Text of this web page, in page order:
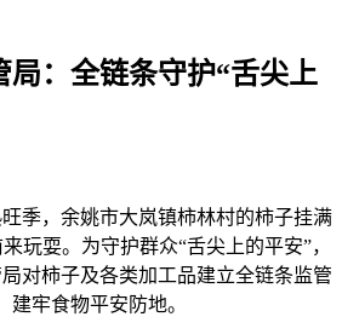
局：全链条守护“舌尖上
，余姚市大岚镇柿林村的柿子挂满
玩耍。为守护群众“舌尖上的平安”，
对柿子及各类加工品建立全链条监管
建牢食物平安防地。